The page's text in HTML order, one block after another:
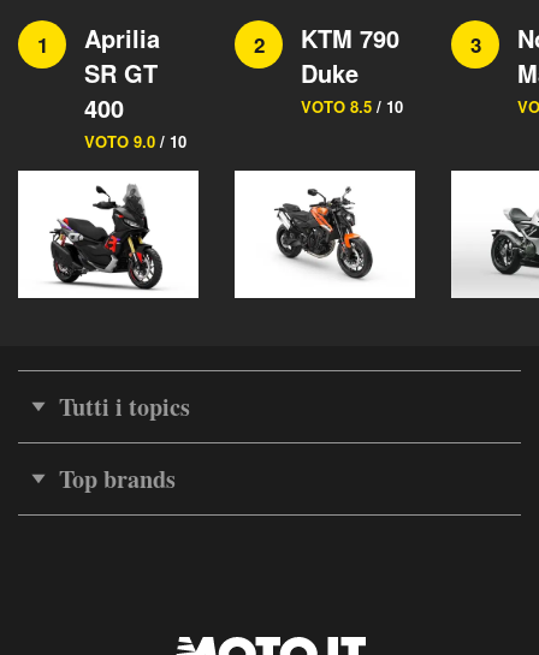
1
Aprilia
SR GT
400
VOTO 9.0 / 10
2
KTM 790
Duke
VOTO 8.5 / 10
3
Tutti i topics
Top brands